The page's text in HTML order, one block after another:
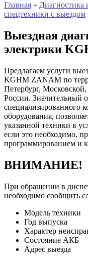
Главная » Диагностика
спецтехники с выездом
Выездная
электрики
Предлагаем услуги
KGHM ZANAM по
Петербург,
России. Значительный
специализированного
оборудования,
указанной техники в
если это необходимо,
программированием и
ВНИМАНИЕ!
При обращении в
необходимо сообщить
Модель техники
Год выпуска
Характер
Состояние АКБ
Адрес выезда